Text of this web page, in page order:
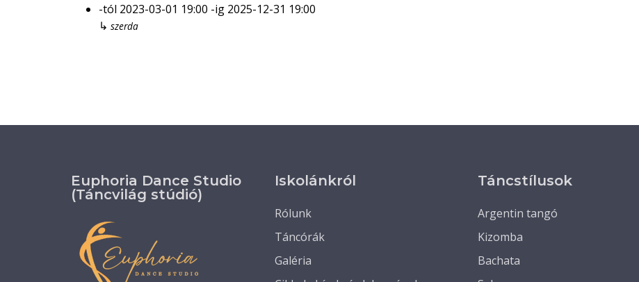
-tól 2023-03-01 19:00 -ig 2025-12-31 19:00
↳ szerda
Euphoria Dance Studio
(Táncvilág stúdió)
Iskolánkról
Rólunk
Táncórák
Galéria
Táncstílusok
Argentin tangó
Kizomba
Bachata